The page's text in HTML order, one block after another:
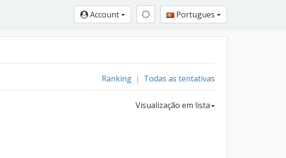
Account Portugues
Ranking | Todas as tentativas
Visualização em lista